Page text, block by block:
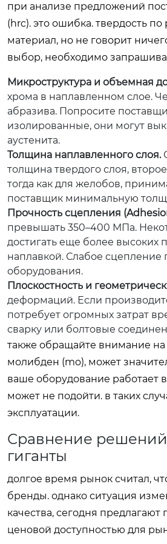
при анализе предложений
(hrc). это ошибка. твердость
материал, но не говорит
выбор, необходимо
Микроструктура и объемная
хрома в наплавленном слое.
абразива. Попросите
изолированные, они могут
аустенита.
Толщина наплавленного слоя.
толщина твердого слоя,
тогда как для желобов,
поставщик минимальную
Прочность сцепления
превышать 350–400 МПа.
достигать еще более высоких
наплавкой. Слабое сцепление
оборудования.
Плоскостность и
деформаций. Если
потребует огромных затрат
сварку или болтовые
также обращайте внимание на
молибден (mo), может
ваше оборудование работает
может не подойти. в таких
эксплуатации.
Сравнение
гиганты
долгое время рынок считал,
бренды. однако ситуация
качества, сегодня
ценовой доступностью для